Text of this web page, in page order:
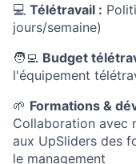
💻 Télétravail :
jours/semaine)
🧑‍💻 Budget
l'équipement
🌱 Formations &
Collaboration avec
aux UpSliders des
le management